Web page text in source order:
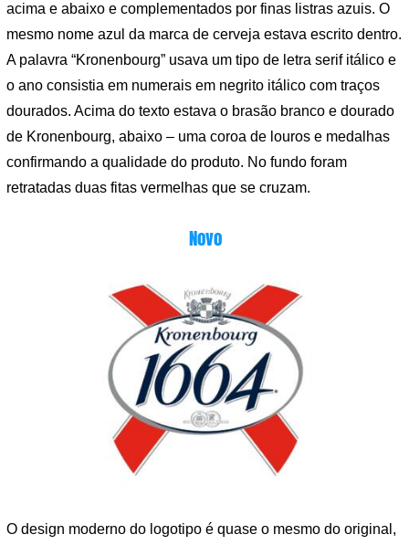
acima e abaixo e complementados por finas listras azuis. O
mesmo nome azul da marca de cerveja estava escrito dentro.
A palavra “Kronenbourg” usava um tipo de letra serif itálico e
o ano consistia em numerais em negrito itálico com traços
dourados. Acima do texto estava o brasão branco e dourado
de Kronenbourg, abaixo – uma coroa de louros e medalhas
confirmando a qualidade do produto. No fundo foram
retratadas duas fitas vermelhas que se cruzam.
Novo
O design moderno do logotipo é quase o mesmo do original,